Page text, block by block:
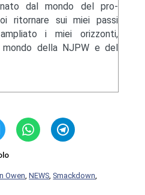
dal mondo del pro-
ritornare sui miei passi
i miei orizzonti,
mondo della NJPW e del
Owen,NEWS,Smackdown,